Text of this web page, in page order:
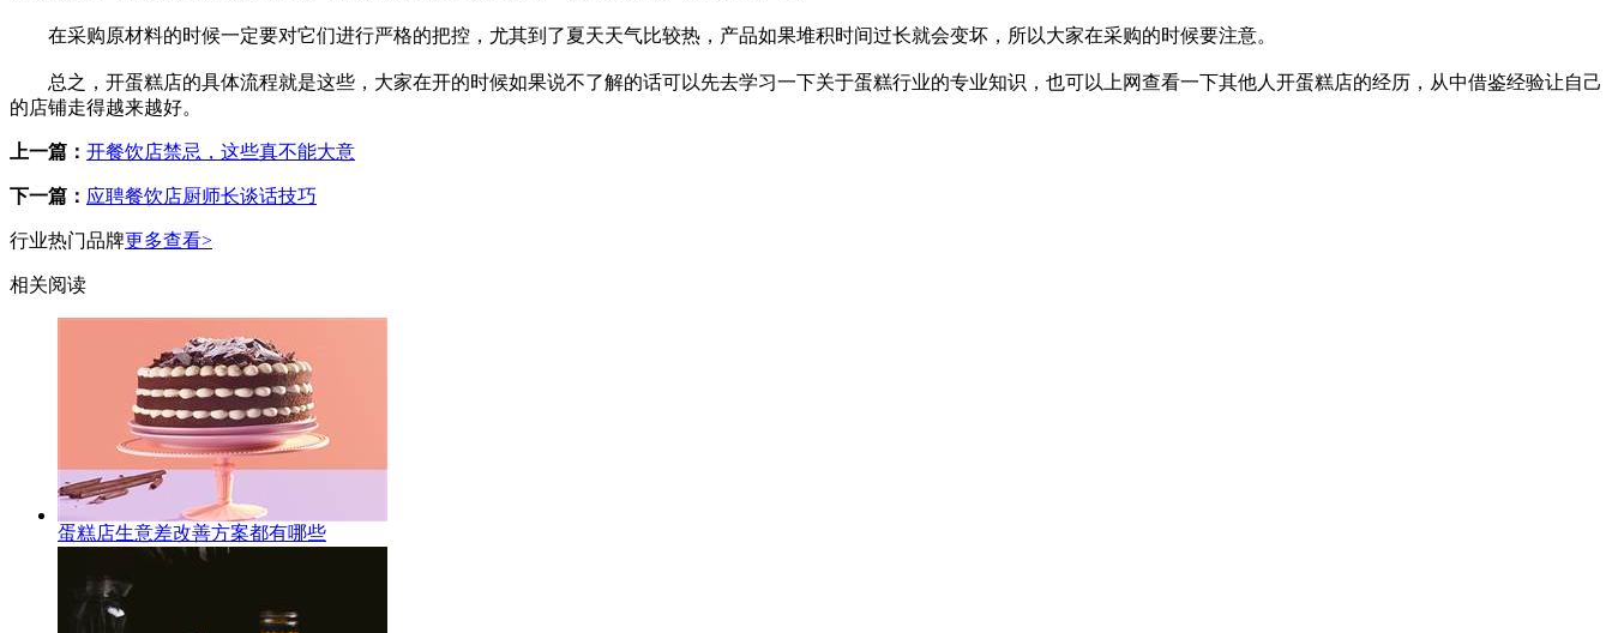
在采购原材料的时候一定要对它们进行严格的把控，尤其到了夏天天气比较热，产品如果堆积时间过长就会变坏，所以大家在采购的时候要注意。
总之，开蛋糕店的具体流程就是这些，大家在开的时候如果说不了解的话可以先去学习一下关于蛋糕行业的专业知识，也可以上网查看一下其他人开蛋糕店的经历，从中借鉴经验让自己
的店铺走得越来越好。
上一篇： 开餐饮店禁忌，这些真不能大意
下一篇： 应聘餐饮店厨师长谈话技巧
行业热门品牌更多查看>
相关阅读
蛋糕店生意差改善方案都有哪些